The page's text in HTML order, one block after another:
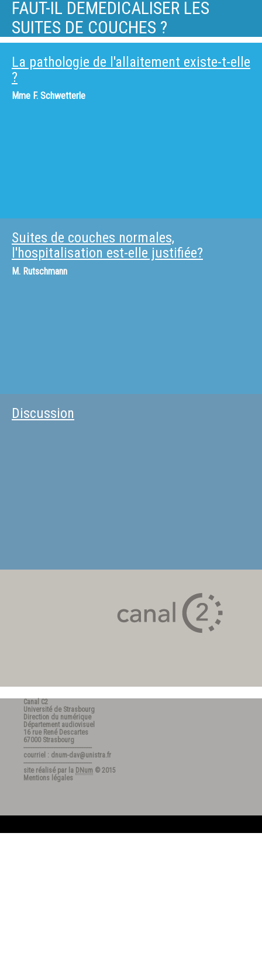
FAUT-IL DEMEDICALISER LES
SUITES DE COUCHES ?
La pathologie de l'allaitement existe-t-elle
?
Mme F. Schwetterle
Suites de couches normales,
l'hospitalisation est-elle justifiée?
M. Rutschmann
Discussion
Canal C2
Université de Strasbourg
Direction du numérique
Département audiovisuel
16 rue René Descartes
67000 Strasbourg
---------------------------------------
courriel : dnum-dav@unistra.fr
---------------------------------------
site réalisé par la DNum © 2015
Mentions légales